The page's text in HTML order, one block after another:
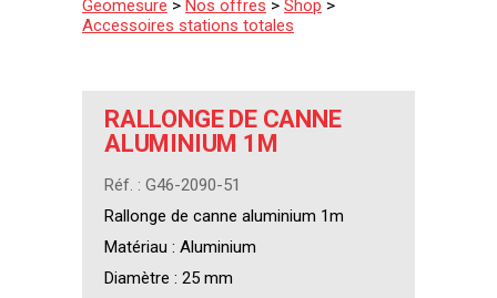
Geomesure > Nos offres > Shop >
Accessoires stations totales
RALLONGE DE CANNE
ALUMINIUM 1M
Réf. : G46-2090-51
Rallonge de canne aluminium 1m
Matériau : Aluminium
Diamètre : 25 mm